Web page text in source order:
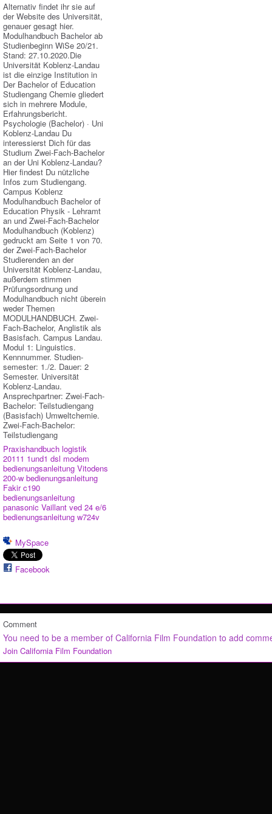
Alternativ findet ihr sie auf
der Website des Universität,
genauer gesagt hier.
Modulhandbuch Bachelor ab
Studienbeginn WiSe 20/21.
Stand: 27.10.2020.Die
Universität Koblenz-Landau
ist die einzige Institution in
Der Bachelor of Education
Studiengang Chemie gliedert
sich in mehrere Module,
Erfahrungsbericht.
Psychologie (Bachelor) · Uni
Koblenz-Landau Du
interessierst Dich für das
Studium Zwei-Fach-Bachelor
an der Uni Koblenz-Landau?
Hier findest Du nützliche
Infos zum Studiengang.
Campus Koblenz
Modulhandbuch Bachelor of
Education Physik - Lehramt
an und Zwei-Fach-Bachelor
Modulhandbuch (Koblenz)
gedruckt am Seite 1 von 70.
der Zwei-Fach-Bachelor
Studierenden an der
Universität Koblenz-Landau,
außerdem stimmen
Prüfungsordnung und
Modulhandbuch nicht überein
weder Themen
MODULHANDBUCH. Zwei-
Fach-Bachelor, Anglistik als
Basisfach. Campus Landau.
Modul 1: Linguistics.
Kennnummer. Studien-
semester: 1./2. Dauer: 2
Semester. Universität
Koblenz-Landau.
Ansprechpartner: Zwei-Fach-
Bachelor: Teilstudiengang
(Basisfach) Umweltchemie.
Zwei-Fach-Bachelor:
Teilstudiengang
Praxishandbuch logistik
20111 1und1 dsl modem
bedienungsanleitung Vitodens
200-w bedienungsanleitung
Fakir c190
bedienungsanleitung
panasonic Vaillant ved 24 e/6
bedienungsanleitung w724v
MySpace
Facebook
Comment
You need to be a member of California Film Foundation to add
Join California Film Foundation